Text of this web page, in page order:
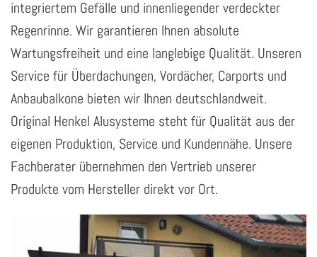
integriertem Gefälle und innenliegender verdeckter
Regenrinne. Wir garantieren Ihnen absolute
Wartungsfreiheit und eine langlebige Qualität. Unseren
Service für Überdachungen, Vordächer, Carports und
Anbaubalkone bieten wir Ihnen deutschlandweit.
Original Henkel Alusysteme steht für Qualität aus der
eigenen Produktion, Service und Kundennähe. Unsere
Fachberater übernehmen den Vertrieb unserer
Produkte vom Hersteller direkt vor Ort.